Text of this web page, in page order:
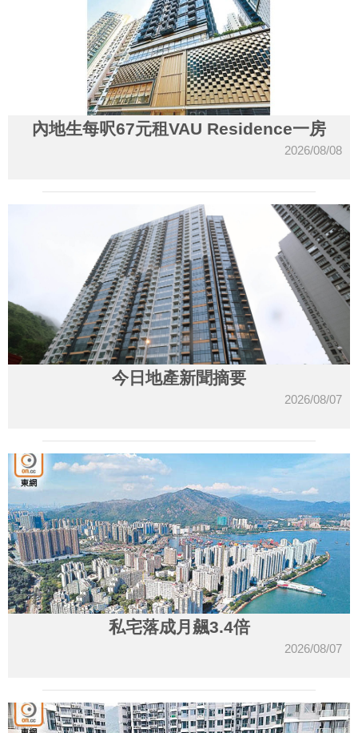
內地生每呎67元租VAU Residence一房
2026/08/08
今日地產新聞摘要
2026/08/07
私宅落成月飆3.4倍
2026/08/07